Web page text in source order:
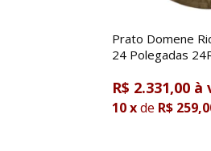
Prato Domene
24 Polegadas
R$ 2.331,00
10xde R$